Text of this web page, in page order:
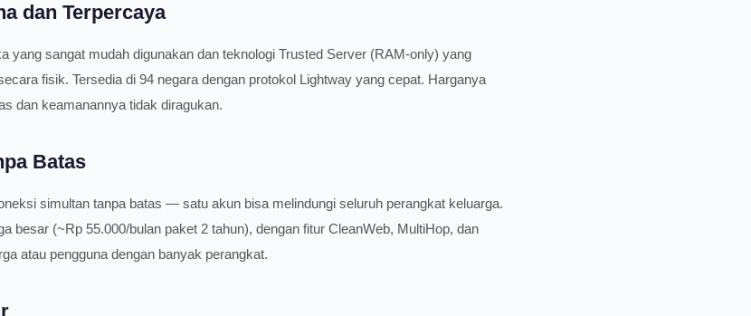
dan Terpercaya
yang sangat mudah digunakan dan teknologi Trusted Server (RAM-only) yang
fisik. Tersedia di 94 negara dengan protokol Lightway yang cepat. Harganya
dan keamanannya tidak diragukan.
Batas
simultan tanpa batas — satu akun bisa melindungi seluruh perangkat keluarga.
besar (~Rp 55.000/bulan paket 2 tahun), dengan fitur CleanWeb, MultiHop, dan
atau pengguna dengan banyak perangkat.